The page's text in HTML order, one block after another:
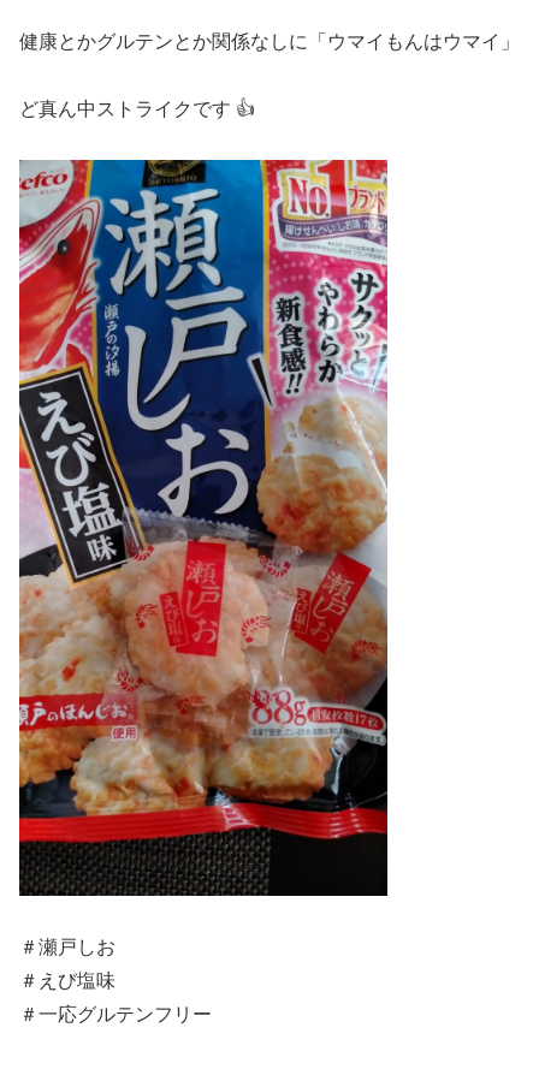
健康とかグルテンとか関係なしに「ウマイもんはウマイ」
ど真ん中ストライクです 👍
＃瀬戸しお
＃えび塩味
＃一応グルテンフリー